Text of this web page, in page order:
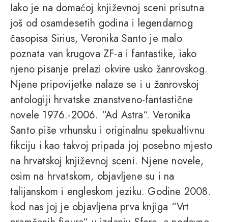
Iako je na domaćoj književnoj sceni prisutna
još od osamdesetih godina i legendarnog
časopisa Sirius, Veronika Santo je malo
poznata van krugova ZF-a i fantastike, iako
njeno pisanje prelazi okvire usko žanrovskog.
Njene pripovijetke nalaze se i u žanrovskoj
antologiji hrvatske znanstveno-fantastične
novele 1976.-2006. “Ad Astra“. Veronika
Santo piše vrhunsku i originalnu spekualtivnu
fikciju i kao takvoj pripada joj posebno mjesto
na hrvatskoj književnoj sceni. Njene novele,
osim na hrvatskom, objavljene su i na
talijanskom i engleskom jeziku. Godine 2008.
kod nas joj je objavljena prva knjiga “Vrt